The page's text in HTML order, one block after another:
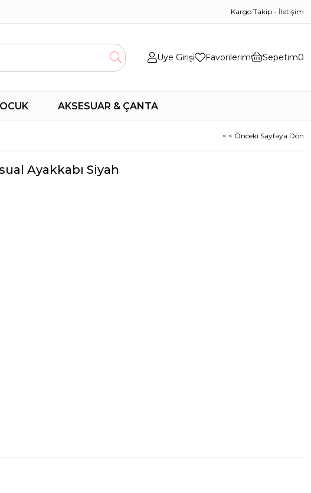
Kargo Takip - İletişim
Üye Girişi Favorilerim Sepetim0
AKSESUAR & ÇANTA
< < Önceki Sayfaya Dön
Ayakkabı Siyah